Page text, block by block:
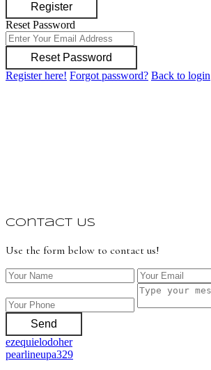
Register
Reset Password
Reset Password
Register here! Forgot password? Back to login
Contact Us
Use the form below to contact us!
Send
ezequielodoher
pearlineupa329